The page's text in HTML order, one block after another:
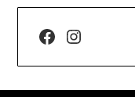
Facebook